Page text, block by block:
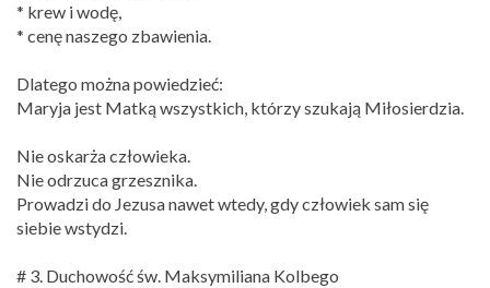
* krew i wodę,
* cenę naszego zbawienia.
Dlatego można powiedzieć:
Maryja jest Matką wszystkich, którzy szukają Miłosierdzia.
Nie oskarża człowieka.
Nie odrzuca grzesznika.
Prowadzi do Jezusa nawet wtedy, gdy człowiek sam się
siebie wstydzi.
# 3. Duchowość św. Maksymiliana Kolbego